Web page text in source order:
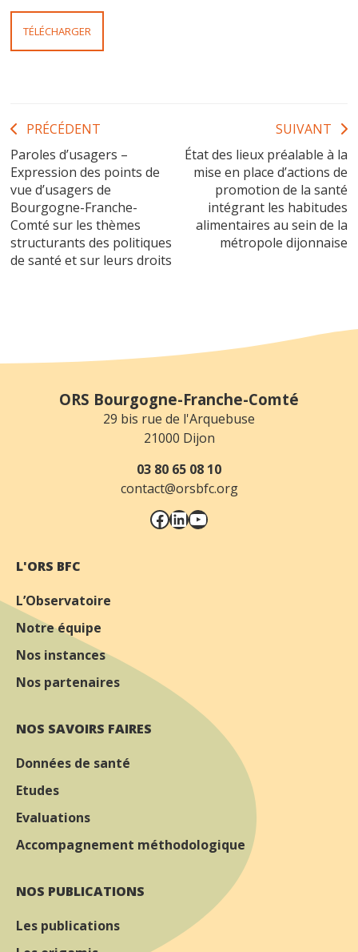
TÉLÉCHARGER
Navigation
de
l’article
PRÉCÉDENT
Paroles d’usagers –
Expression des points de
vue d’usagers de
Bourgogne-Franche-
Comté sur les thèmes
structurants des politiques
de santé et sur leurs droits
SUIVANT
État des lieux préalable à la
mise en place d’actions de
promotion de la santé
intégrant les habitudes
alimentaires au sein de la
métropole dijonnaise
ORS Bourgogne-Franche-Comté
29 bis rue de l'Arquebuse
21000 Dijon
03 80 65 08 10
contact@orsbfc.org
Facebook
LinkedIn
YouTube
L'ORS BFC
L’Observatoire
Notre équipe
Nos instances
Nos partenaires
NOS SAVOIRS FAIRES
Données de santé
Etudes
Evaluations
Accompagnement méthodologique
NOS PUBLICATIONS
Les publications